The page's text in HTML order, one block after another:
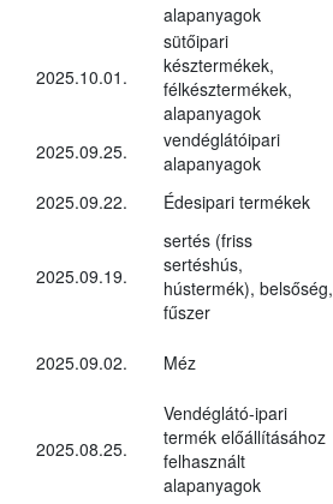
alapanyagok
2025.10.01.
sütőipari
késztermékek,
félkésztermékek,
alapanyagok
2025.09.25.
vendéglátóipari
alapanyagok
2025.09.22. Édesipari termékek
2025.09.19.
sertés (friss
sertéshús,
hústermék), belsőség,
fűszer
2025.09.02. Méz
2025.08.25.
Vendéglátó-ipari
termék előállításához
felhasznált
alapanyagok